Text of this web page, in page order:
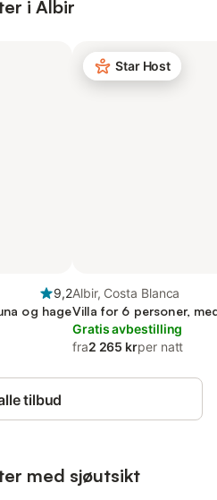
i Albir
9,2
og hage
Star Host
Albir, Costa Blanca
Villa for 6 personer,
Gratis avbestilling
fra2 265 krper natt
tilbud
med sjøutsikt